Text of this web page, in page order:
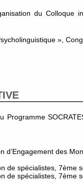
du Colloque
»,
Programme
d’Engagement des
de spécialistes, 7ème
de spécialistes, 7ème